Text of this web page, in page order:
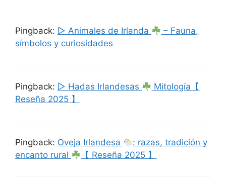
Pingback: ▷ Animales de Irlanda
– Fauna,
símbolos y curiosidades
Pingback: ▷ Hadas Irlandesas
Mitología【
Reseña 2025 】
Pingback: Oveja Irlandesa
: razas, tradición y
encanto rural
【 Reseña 2025 】